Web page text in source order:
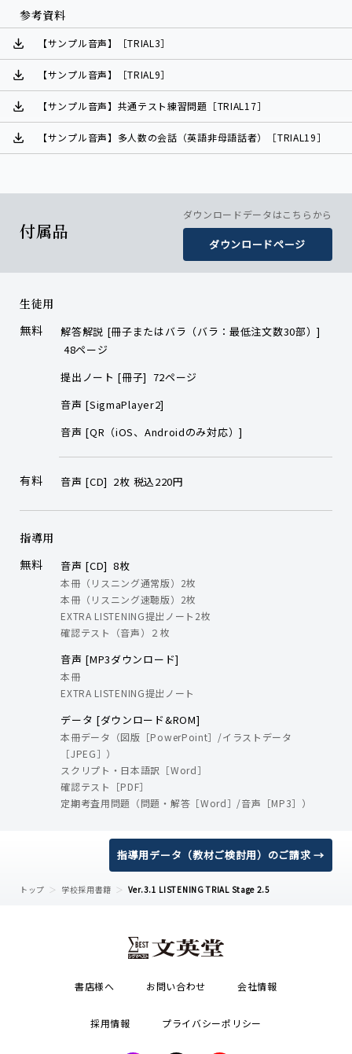
参考資料
【サンプル音声】［TRIAL3］
【サンプル音声】［TRIAL9］
【サンプル音声】共通テスト練習問題［TRIAL17］
【サンプル音声】多人数の会話（英語非母語話者）［TRIAL19］
付属品
ダウンロードデータはこちらから
ダウンロードページ
生徒用
無料
解答解説 [冊子またはバラ（バラ：最低注文数30部）]
48ページ
提出ノート [冊子] 72ページ
音声 [SigmaPlayer2]
音声 [QR（iOS、Androidのみ対応）]
有料 音声 [CD] 2枚 税込220円
指導用
無料
音声 [CD] 8枚
本冊（リスニング通常版）2枚
本冊（リスニング速聴版）2枚
EXTRA LISTENING提出ノート2枚
確認テスト（音声）２枚
音声 [MP3ダウンロード]
本冊
EXTRA LISTENING提出ノート
データ [ダウンロード&ROM]
本冊データ（図版［PowerPoint］/イラストデータ
［JPEG］）
スクリプト・日本語訳［Word］
確認テスト［PDF］
定期考査用問題（問題・解答［Word］/音声［MP3］）
指導用データ（教材ご検討用）のご請求 →
トップ 学校採用書籍 Ver.3.1 LISTENING TRIAL Stage 2.5
書店様へ お問い合わせ 会社情報
採用情報 プライバシーポリシー